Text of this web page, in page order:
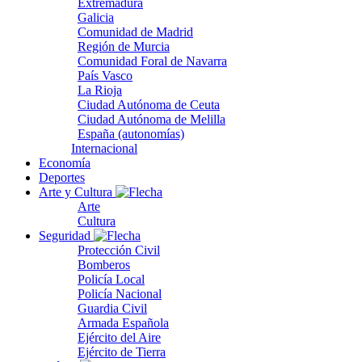
Extremadura
Galicia
Comunidad de Madrid
Región de Murcia
Comunidad Foral de Navarra
País Vasco
La Rioja
Ciudad Autónoma de Ceuta
Ciudad Autónoma de Melilla
España (autonomías)
Internacional
Economía
Deportes
Arte y Cultura
Arte
Cultura
Seguridad
Protección Civil
Bomberos
Policía Local
Policía Nacional
Guardia Civil
Armada Española
Ejército del Aire
Ejército de Tierra